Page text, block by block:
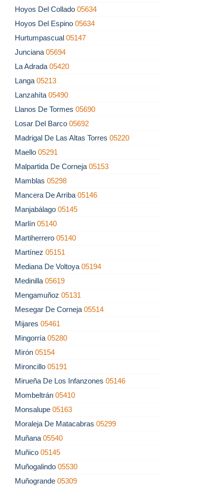
Hoyos Del Collado 05634
Hoyos Del Espino 05634
Hurtumpascual 05147
Junciana 05694
La Adrada 05420
Langa 05213
Lanzahíta 05490
Llanos De Tormes 05690
Losar Del Barco 05692
Madrigal De Las Altas Torres 05220
Maello 05291
Malpartida De Corneja 05153
Mamblas 05298
Mancera De Arriba 05146
Manjabálago 05145
Marlín 05140
Martiherrero 05140
Martínez 05151
Mediana De Voltoya 05194
Medinilla 05619
Mengamuñoz 05131
Mesegar De Corneja 05514
Mijares 05461
Mingorría 05280
Mirón 05154
Mironcillo 05191
Mirueña De Los Infanzones 05146
Mombeltrán 05410
Monsalupe 05163
Moraleja De Matacabras 05299
Muñana 05540
Muñico 05145
Muñogalindo 05530
Muñogrande 05309